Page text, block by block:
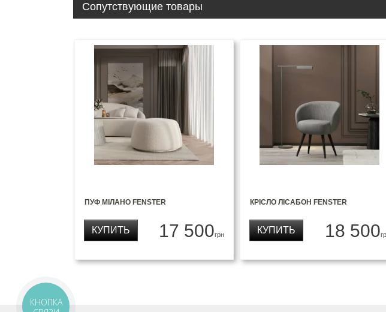
Сопутствующие товары
ПУФ МІЛАНО FENSTER
17 500грн
КУПИТЬ
КРІСЛО ЛІСАБОН FENSTER
18 500
КУПИТЬ
КНОПКА